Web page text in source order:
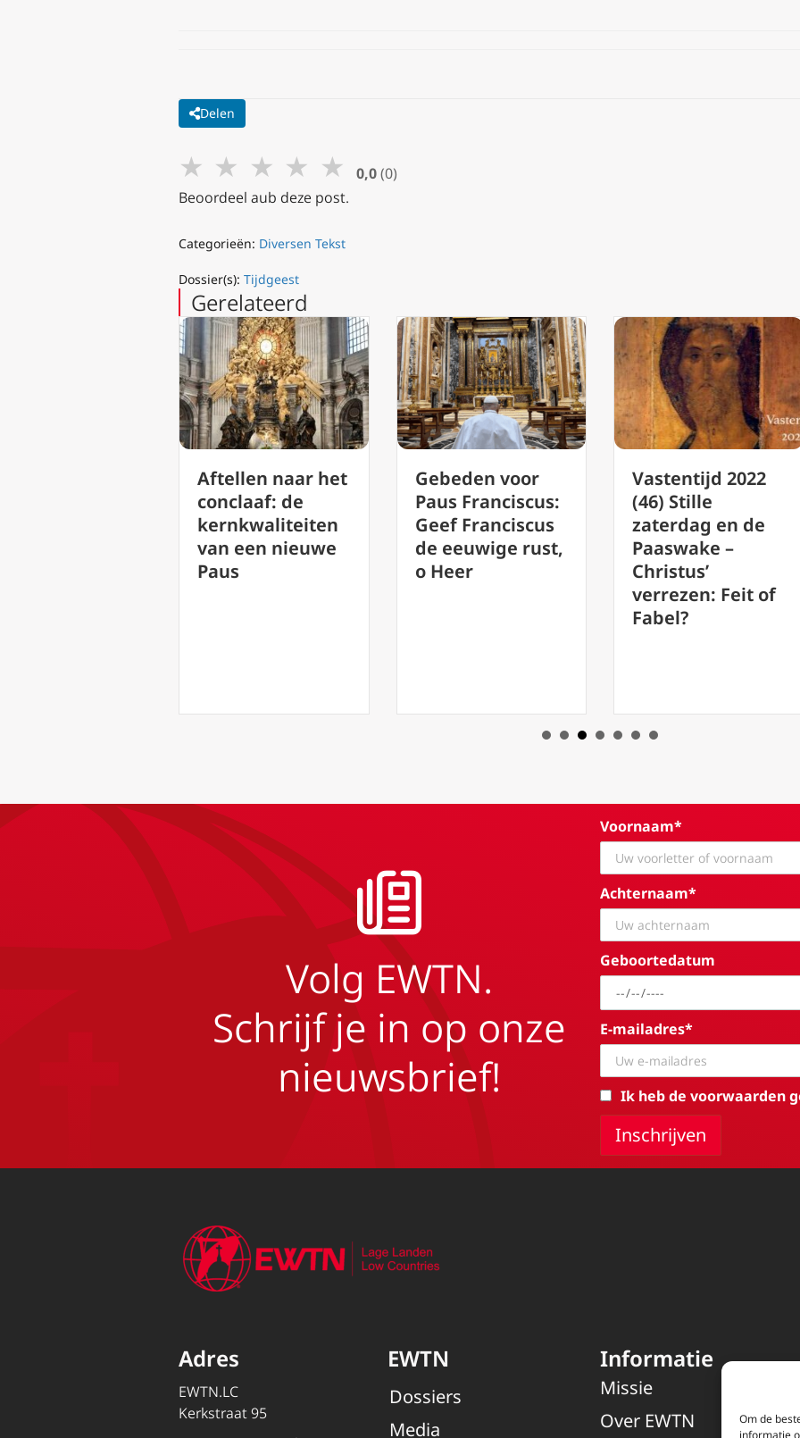
Om de
informatie
Delen
★ ★ ★ ★ ★ 0,0 (0)
Beoordeel aub deze post.
Categorieën: Diversen Tekst
Dossier(s): Tijdgeest
Gerelateerd
Gebeden voor
Paus Franciscus:
Geef Franciscus
de eeuwige rust,
Vastentijd 2022
(46) Stille
zaterdag en de
Paaswake –
Christus’
Vrouw
veroordeeld
omdat ze in
een bord
omhoog hield
een Britse
abortuskliniek
Volg EWTN.
Schrijf je in op onze
nieuwsbrief!
Voornaam*
Achternaam*
Geboortedatum
E-mailadres*
Ik heb de voorwaarden
Adres
EWTN.LC
Kerkstraat 95
EWTN
Dossiers
Media
Informatie
Missie
Over EWTN